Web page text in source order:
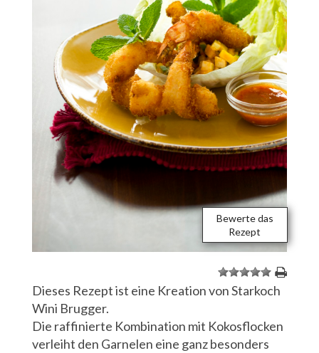
1 2 3 4 5
Bewerte das
Rezept
Dieses Rezept ist eine Kreation von Starkoch
Wini Brugger.
Die raffinierte Kombination mit Kokosflocken
verleiht den Garnelen eine ganz besonders